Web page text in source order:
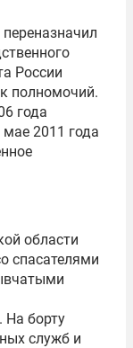
переназначил
России
полномочий.
года
2011 года
области
спасателями
На борту
служб и